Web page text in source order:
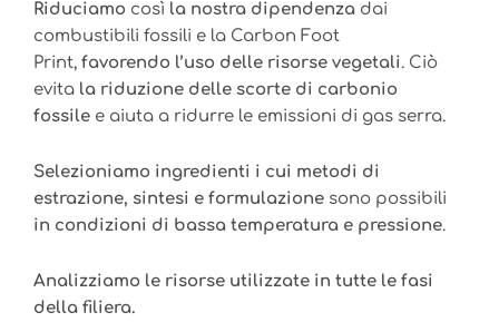
Riduciamo così la nostra dipendenza dai
combustibili fossili e la Carbon Foot
Print, favorendo l’uso delle risorse vegetali. Ciò
evita la riduzione delle scorte di carbonio
fossile e aiuta a ridurre le emissioni di gas serra.
Selezioniamo ingredienti i cui metodi di
estrazione, sintesi e formulazione sono possibili
in condizioni di bassa temperatura e pressione.
Analizziamo le risorse utilizzate in tutte le fasi
della filiera.